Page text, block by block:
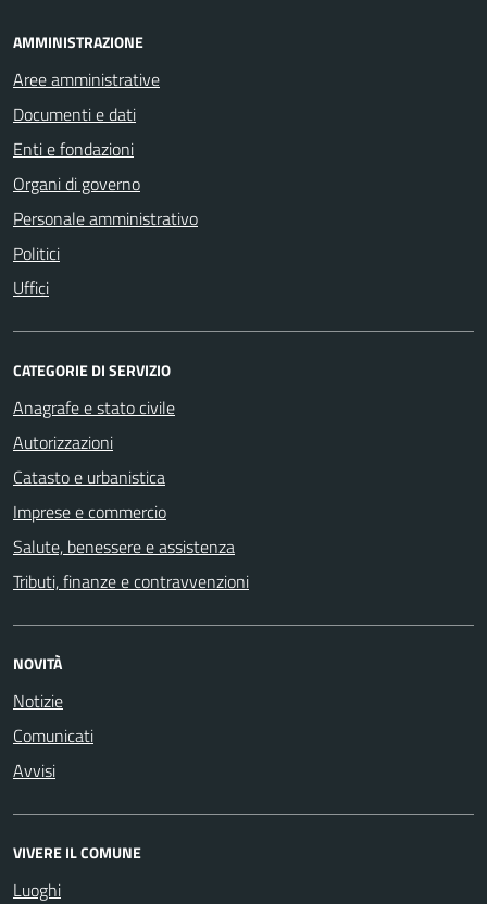
AMMINISTRAZIONE
Aree amministrative
Documenti e dati
Enti e fondazioni
Organi di governo
Personale amministrativo
Politici
Uffici
CATEGORIE DI SERVIZIO
Anagrafe e stato civile
Autorizzazioni
Catasto e urbanistica
Imprese e commercio
Salute, benessere e assistenza
Tributi, finanze e contravvenzioni
NOVITÀ
Notizie
Comunicati
Avvisi
VIVERE IL COMUNE
Luoghi